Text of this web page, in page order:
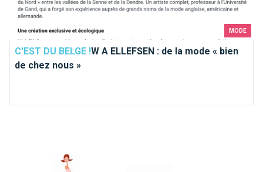
MODE
C'EST DU BELGE !W A ELLEFSEN : de la mode « bien
de chez nous »